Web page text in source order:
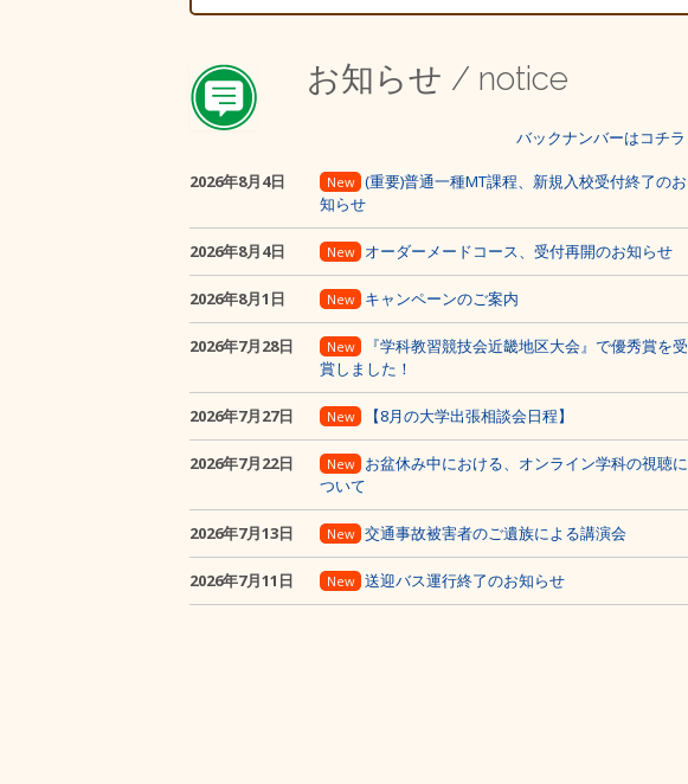
お知らせ / notice
バックナンバーはコチラ
2026年8月4日 New (重要)普通一種MT課程、新規入校受付終了のお
知らせ
2026年8月4日 New オーダーメードコース、受付再開のお知らせ
2026年8月1日 New キャンペーンのご案内
2026年7月28日 New
『学科教習競技会近畿地区大会』で優秀賞を受
賞しました！
2026年7月27日 New 【8月の大学出張相談会日程】
2026年7月22日 New
お盆休み中における、オンライン学科の視聴に
ついて
2026年7月13日 New 交通事故被害者のご遺族による講演会
2026年7月11日 New 送迎バス運行終了のお知らせ